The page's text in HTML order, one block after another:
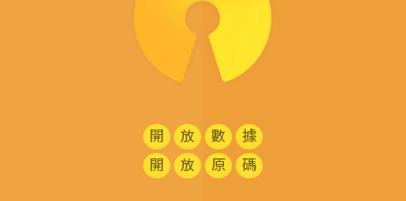
開 放 數
據
開
放 原 碼